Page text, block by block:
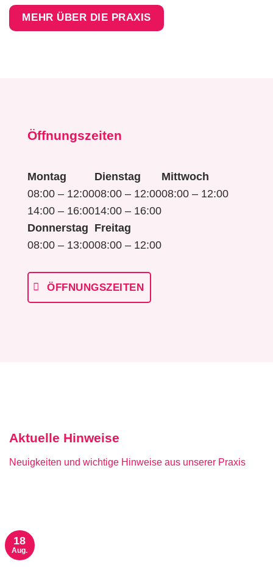
MEHR ÜBER DIE PRAXIS
Öffnungszeiten
Montag
08:00 – 12:00
14:00 – 16:00
Dienstag
08:00 – 12:00
14:00 – 16:00
Mittwoch
08:00 – 12:00
Donnerstag
08:00 – 13:00
Freitag
08:00 – 12:00
ÖFFNUNGSZEITEN
Aktuelle Hinweise
Neuigkeiten und wichtige Hinweise aus unserer Praxis
18
Aug.